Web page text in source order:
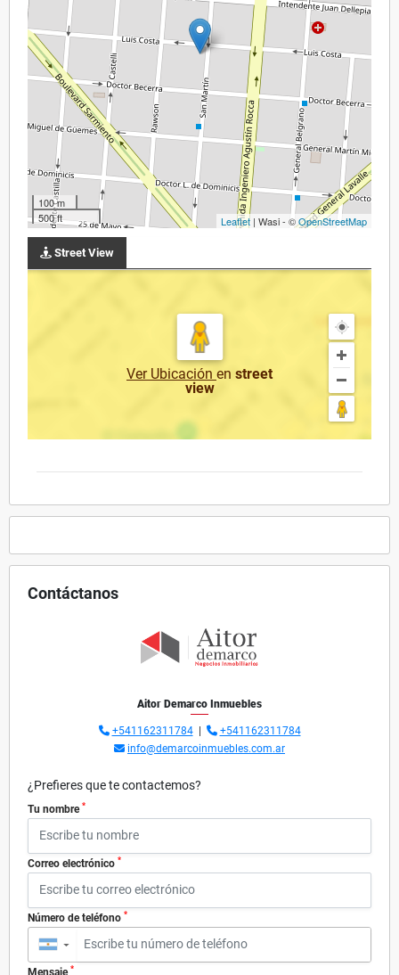
100 m
500 ft
Leaflet | Wasi - ©OpenStreetMap
Street View
Ver Ubicación en street
view
Contáctanos
Aitor Demarco Inmuebles
+541162311784|
+541162311784
info@demarcoinmuebles.com.ar
¿Prefieres que te contactemos?
Tu nombre *
Correo electrónico *
Número de teléfono *
▼
Mensaje *